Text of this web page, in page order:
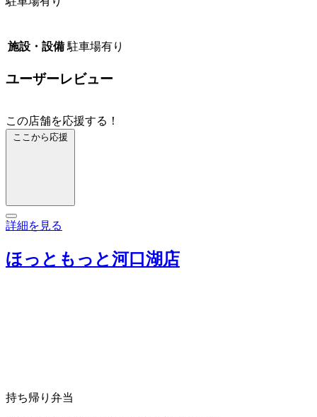
施設・設備 駐車場有り
ユーザーレビュー
この店舗を応援する！
ここから応援
詳細を見る
ほっともっと河口湖店
持ち帰り弁当